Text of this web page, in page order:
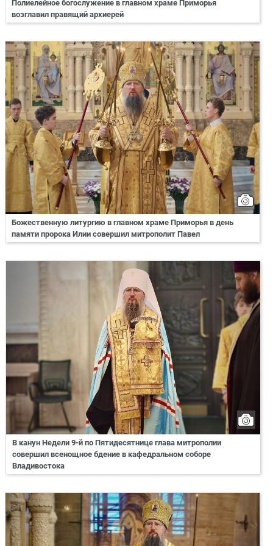
Полиелейное богослужение в главном храме Приморья
возглавил правящий архиерей
Божественную литургию в главном храме Приморья в день
памяти пророка Илии совершил митрополит Павел
В канун Недели 9-й по Пятидесятнице глава митрополии
совершил всенощное бдение в кафедральном соборе
Владивостока